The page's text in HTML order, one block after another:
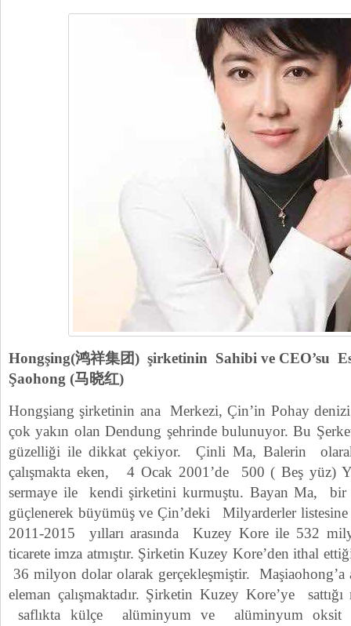
Hongşing(鸿祥集团) şirketinin Sahibi ve CEO’su
Şaohong (马晓红)
Hongşiang şirketinin ana Merkezi, Çin’in Pohay
çok yakın olan Dendung şehrinde bulunuyor. Bu
güzelliği ile dikkat çekiyor. Çinli Ma, Balerin
çalışmakta eken, 4 Ocak 2001’de 500 ( Beş yüz)
sermaye ile kendi şirketini kurmuştu. Bayan Ma,
güçlenerek büyümüş ve Çin’deki Milyarderler listesine
2011-2015 yılları arasında Kuzey Kore ile 532
ticarete imza atmıştır. Şirketin Kuzey Kore’den ithal
36 milyon dolar olarak gerçekleşmiştir.
eleman çalışmaktadır. Şirketin Kuzey Kore’ye
saflıkta külçe alüminyum ve alüminyum oksit